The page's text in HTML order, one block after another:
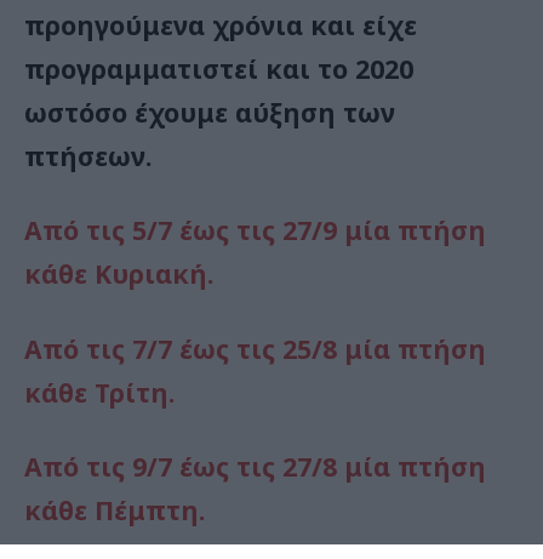
προηγούμενα χρόνια και είχε
προγραμματιστεί και το 2020
ωστόσο έχουμε αύξηση των
πτήσεων.
Από τις 5/7 έως τις 27/9 μία πτήση
κάθε Κυριακή.
Από τις 7/7 έως τις 25/8 μία πτήση
κάθε Τρίτη.
Από τις 9/7 έως τις 27/8 μία πτήση
κάθε Πέμπτη.